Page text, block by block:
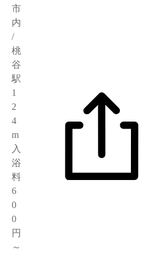
市
内
/
桃
谷
駅
1
2
4
m
入
浴
料
6
0
0
円
～